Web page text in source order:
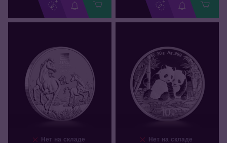
Нет на складе Нет на складе